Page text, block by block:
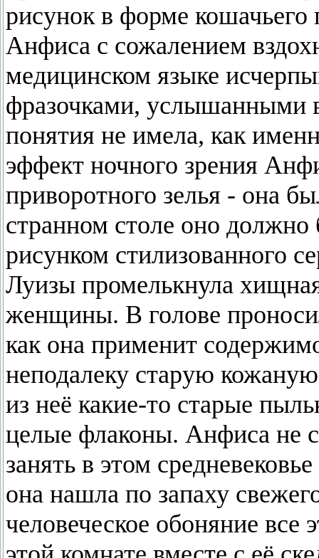
рисунок в форме кошачьего
Анфиса с сожалением
медицинском языке
фразочками, услышанными
понятия не имела, как
эффект ночного зрения
приворотного зелья - она
странном столе оно
рисунком стилизованного
Луизы промелькнула
женщины. В голове
как она применит
неподалеку старую
из неё какие-то старые
целые флаконы. Анфиса не
занять в этом
она нашла по запаху
человеческое обоняние все